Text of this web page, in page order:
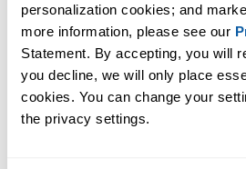
personalization cookies; and
more information, please see our
Statement. By accepting, you will
you decline, we will only place
cookies. You can change your
the privacy settings.
Você pode começar imediatamente. Não
A maioria dos usuários começa com